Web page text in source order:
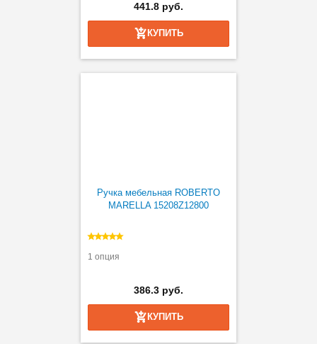
441.8 руб.
КУПИТЬ
Ручка мебельная ROBERTO
MARELLA 15208Z12800
1 опция
386.3 руб.
КУПИТЬ